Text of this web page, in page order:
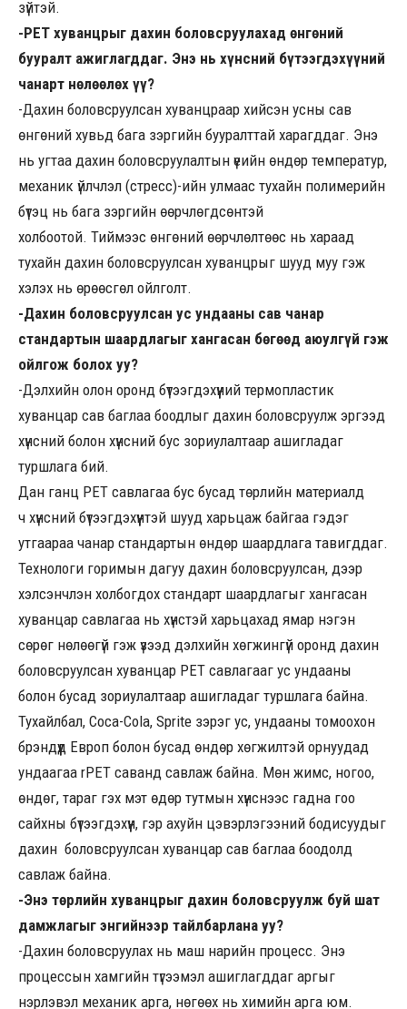
зүйтэй.
-PET хуванцрыг дахин боловсруулахад өнгөний
бууралт ажиглагддаг. Энэ нь хүнсний бүтээгдэхүүний
чанарт нөлөөлөх үү?
-Дахин боловсруулсан хуванцраар хийсэн усны сав
өнгөний хувьд бага зэргийн бууралттай харагддаг. Энэ
нь угтаа дахин боловсруулалтын үеийн өндөр температур,
механик үйлчлэл (стресс)-ийн улмаас тухайн полимерийн
бүтэц нь бага зэргийн өөрчлөгдсөнтэй
холбоотой. Тиймээс өнгөний өөрчлөлтөөс нь хараад
тухайн дахин боловсруулсан хуванцрыг шууд муу гэж
хэлэх нь өрөөсгөл ойлголт.
-Дахин боловсруулсан ус ундааны сав чанар
стандартын шаардлагыг хангасан бөгөөд аюулгүй гэж
ойлгож болох уу?
-Дэлхийн олон оронд бүтээгдэхүүний термопластик
хуванцар сав баглаа боодлыг дахин боловсруулж эргээд
хүнсний болон хүнсний бус зориулалтаар ашигладаг
туршлага бий.
Дан ганц PET савлагаа бус бусад төрлийн материалд
ч хүнсний бүтээгдэхүүнтэй шууд харьцаж байгаа гэдэг
утгаараа чанар стандартын өндөр шаардлага тавигддаг.
Технологи горимын дагуу дахин боловсруулсан, дээр
хэлсэнчлэн холбогдох стандарт шаардлагыг хангасан
хуванцар савлагаа нь хүнстэй харьцахад ямар нэгэн
сөрөг нөлөөгүй гэж үзээд дэлхийн хөгжингүй оронд дахин
боловсруулсан хуванцар PET савлагааг ус ундааны
болон бусад зориулалтаар ашигладаг туршлага байна.
Тухайлбал, Coca-Cola, Sprite зэрэг ус, ундааны томоохон
брэндүүд Европ болон бусад өндөр хөгжилтэй орнуудад
ундаагаа rPET саванд савлаж байна. Мөн жимс, ногоо,
өндөг, тараг гэх мэт өдөр тутмын хүнснээс гадна гоо
сайхны бүтээгдэхүүн, гэр ахуйн цэвэрлэгээний бодисуудыг
дахин боловсруулсан хуванцар сав баглаа боодолд
савлаж байна.
-Энэ төрлийн хуванцрыг дахин боловсруулж буй шат
дамжлагыг энгийнээр тайлбарлана уу?
-Дахин боловсруулах нь маш нарийн процесс. Энэ
процессын хамгийн түгээмэл ашиглагддаг аргыг
нэрлэвэл механик арга, нөгөөх нь химийн арга юм.